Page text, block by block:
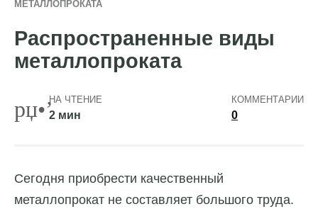
МЕТАЛЛОПРОКАТА
Распространенные виды
металлопроката
НА ЧТЕНИЕ
2 мин
КОММЕНТАРИИ
0
Сегодня приобрести качественный
металлопрокат не составляет большого труда.